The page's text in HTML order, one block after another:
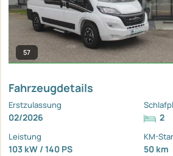
57
Fahrzeugdetails
Erstzulassung
02/2026 2
Leistung
103 kW / 140 PS
KM-
50 km